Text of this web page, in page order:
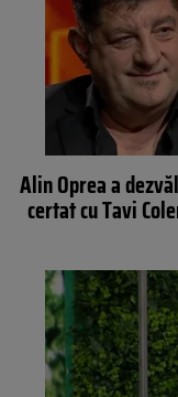
Alin Oprea a
certat cu Tavi